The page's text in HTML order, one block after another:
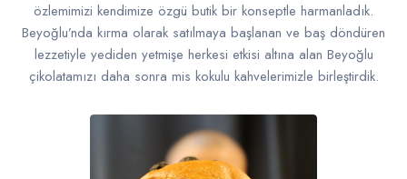
özlemimizi kendimize özgü butik bir konseptle harmanladık.
Beyoğlu’nda kırma olarak satılmaya başlanan ve baş döndüren
lezzetiyle yediden yetmişe herkesi etkisi altına alan Beyoğlu
çikolatamızı daha sonra mis kokulu kahvelerimizle birleştirdik.